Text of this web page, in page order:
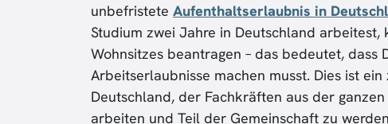
unbefristete Aufenthaltserlaubnis in
Studium zwei Jahre in Deutschland
Wohnsitzes beantragen – das bedeutet, dass
Arbeitserlaubnisse machen musst. Dies ist
Deutschland, der Fachkräften aus der
arbeiten und Teil der Gemeinschaft zu